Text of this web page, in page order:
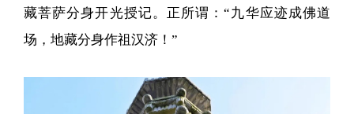
藏菩萨分身开光授记。正所谓：“九华应迹成佛道
场，地藏分身作祖汉济！”